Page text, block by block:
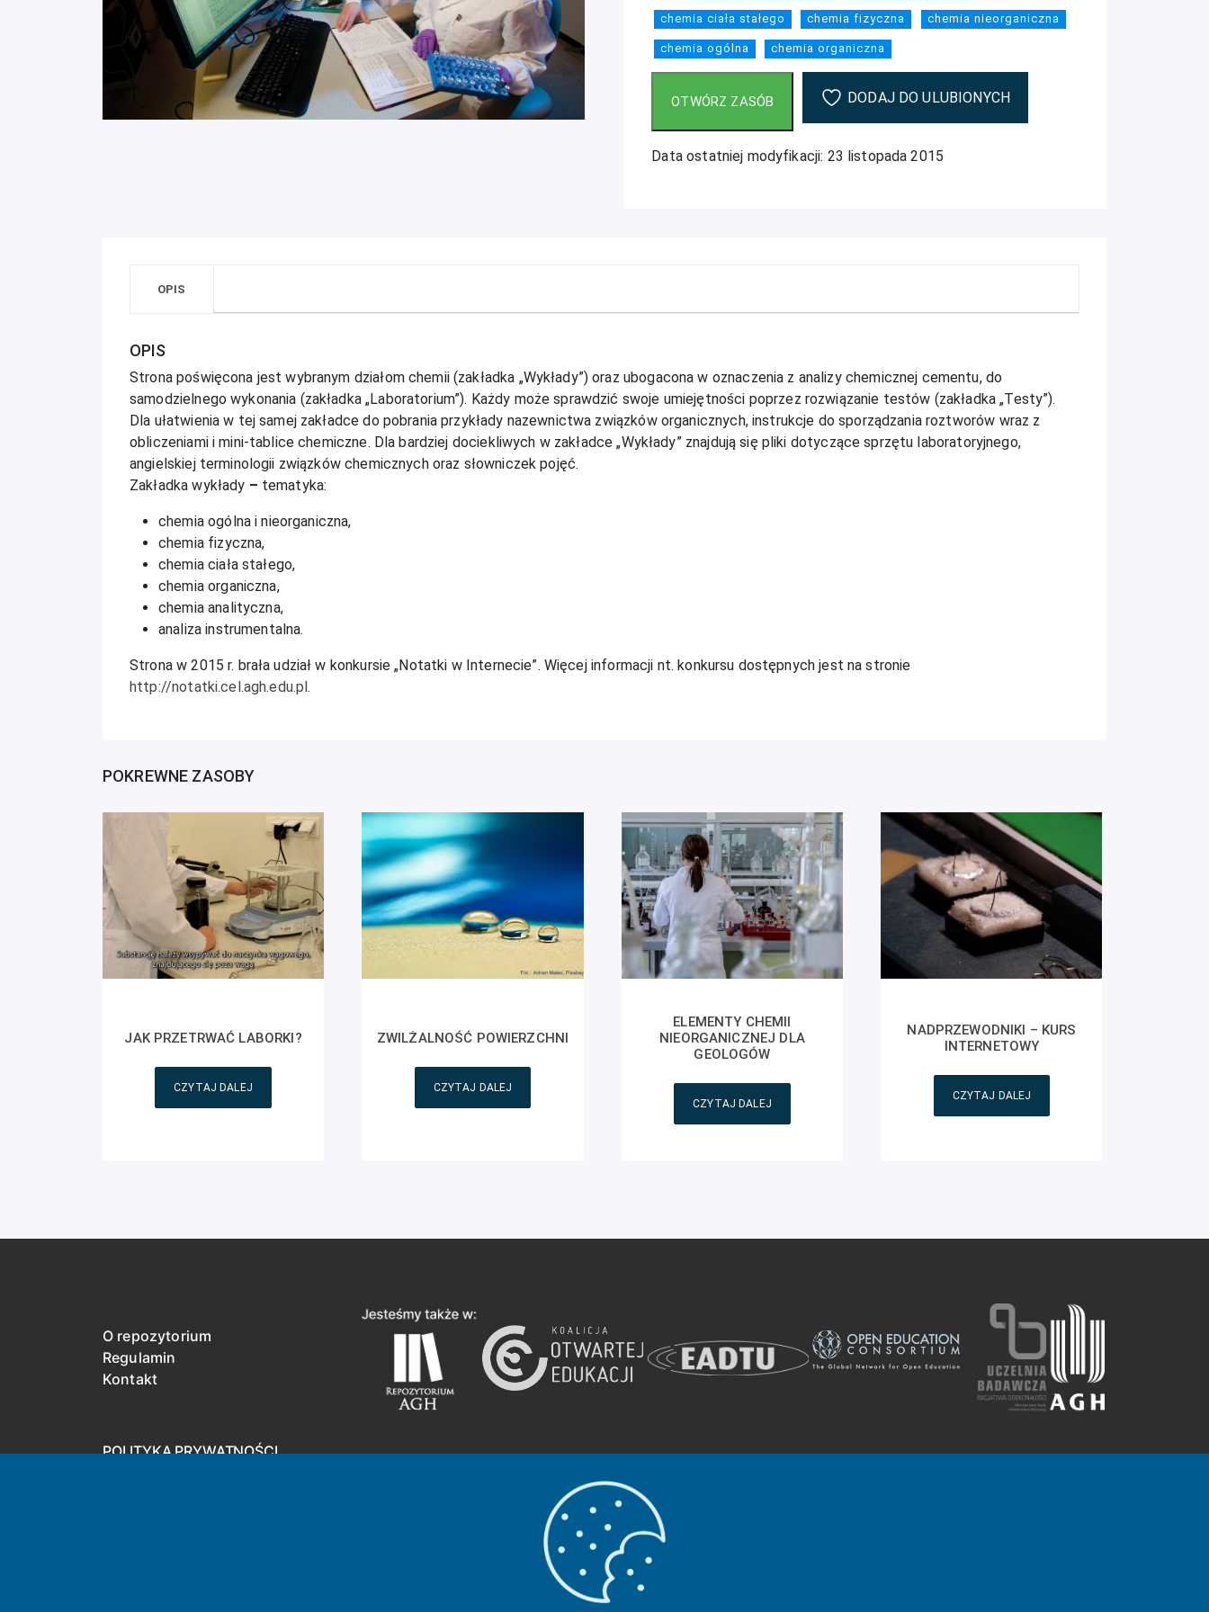
chemia ciała stałego chemia fizyczna chemia nieorganiczna
chemia ogólna chemia organiczna
DODAJ DO ULUBIONYCH
Data ostatniej modyfikacji: 23 listopada 2015
OPIS
OPIS
Strona poświęcona jest wybranym działom chemii (zakładka „Wykłady”) oraz ubogacona w oznaczenia z analizy chemicznej cementu, do
samodzielnego wykonania (zakładka „Laboratorium”). Każdy może sprawdzić swoje umiejętności poprzez rozwiązanie testów (zakładka „Testy”).
Dla ułatwienia w tej samej zakładce do pobrania przykłady nazewnictwa związków organicznych, instrukcje do sporządzania roztworów wraz z
obliczeniami i mini-tablice chemiczne. Dla bardziej dociekliwych w zakładce „Wykłady” znajdują się pliki dotyczące sprzętu laboratoryjnego,
angielskiej terminologii związków chemicznych oraz słowniczek pojęć.
Zakładka wykłady – tematyka:
chemia ogólna i nieorganiczna,
chemia fizyczna,
chemia ciała stałego,
chemia organiczna,
chemia analityczna,
analiza instrumentalna.
Strona w 2015 r. brała udział w konkursie „Notatki w Internecie”. Więcej informacji nt. konkursu dostępnych jest na stronie
http://notatki.cel.agh.edu.pl.
POKREWNE ZASOBY
JAK PRZETRWAĆ LABORKI?
CZYTAJ DALEJ
ZWILŻALNOŚĆ POWIERZCHNI
CZYTAJ DALEJ
ELEMENTY CHEMII
NIEORGANICZNEJ DLA
GEOLOGÓW
CZYTAJ DALEJ
NADPRZEWODNIKI – KURS
INTERNETOWY
CZYTAJ DALEJ
O repozytorium
Regulamin
Kontakt
POLITYKA PRYWATNOŚCI
Uznanie autorstwa - Na tych samych warunkach 4.0 Międzynarodowe